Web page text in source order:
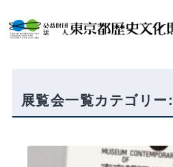
展覧会一覧カテゴリ